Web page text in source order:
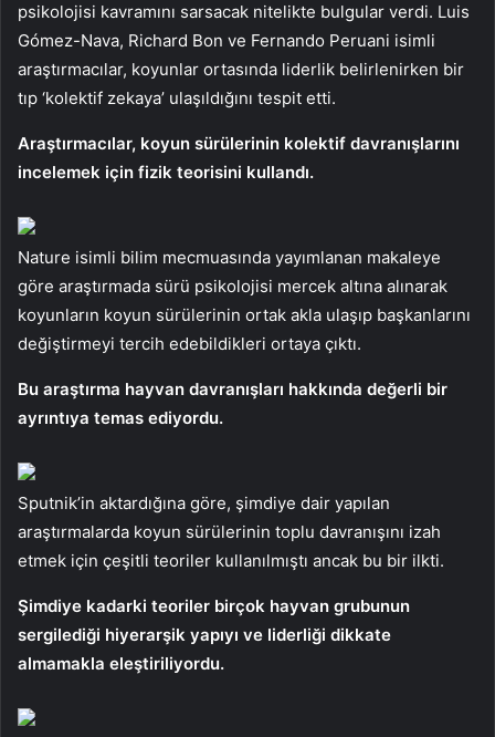
psikolojisi kavramını sarsacak nitelikte bulgular verdi. Luis
Gómez-Nava, Richard Bon ve Fernando Peruani isimli
araştırmacılar, koyunlar ortasında liderlik belirlenirken bir
tıp ‘kolektif zekaya’ ulaşıldığını tespit etti.
Araştırmacılar, koyun sürülerinin kolektif davranışlarını
incelemek için fizik teorisini kullandı.
Nature isimli bilim mecmuasında yayımlanan makaleye
göre araştırmada sürü psikolojisi mercek altına alınarak
koyunların koyun sürülerinin ortak akla ulaşıp başkanlarını
değiştirmeyi tercih edebildikleri ortaya çıktı.
Bu araştırma hayvan davranışları hakkında değerli bir
ayrıntıya temas ediyordu.
Sputnik’in aktardığına göre, şimdiye dair yapılan
araştırmalarda koyun sürülerinin toplu davranışını izah
etmek için çeşitli teoriler kullanılmıştı ancak bu bir ilkti.
Şimdiye kadarki teoriler birçok hayvan grubunun
sergilediği hiyerarşik yapıyı ve liderliği dikkate
almamakla eleştiriliyordu.